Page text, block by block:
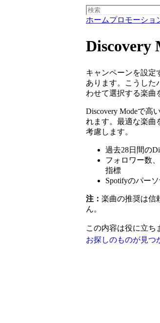
ホームプロモーショ
お探しのものが見つ
Discovery
キャンペーンを設定
あります。こうした
わせて選択する楽曲
Discovery Modeで高
れます。最適な楽曲
考慮します。
過去28日間の
フォロワー数
指標
Spotifyのパー
注： 楽曲の推奨は信
ん。
この内容は役に立ち